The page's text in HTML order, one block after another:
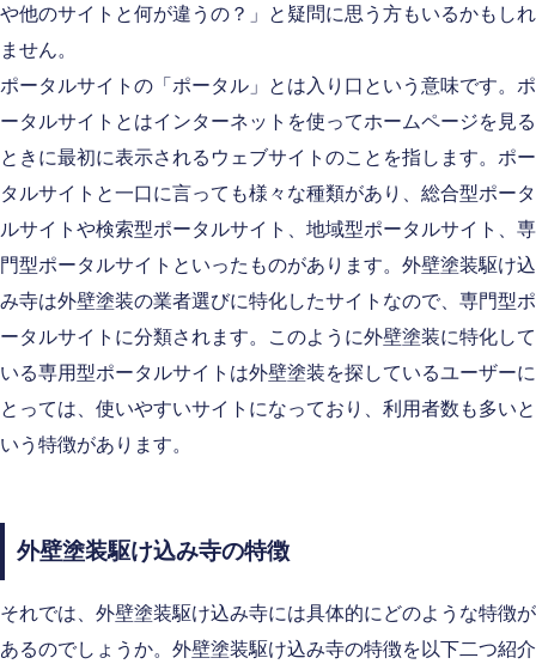
や他のサイトと何が違うの？」と疑問に思う方もいるかもしれ
ません。
ポータルサイトの「ポータル」とは入り口という意味です。ポ
ータルサイトとはインターネットを使ってホームページを見る
ときに最初に表示されるウェブサイトのことを指します。ポー
タルサイトと一口に言っても様々な種類があり、総合型ポータ
ルサイトや検索型ポータルサイト、地域型ポータルサイト、専
門型ポータルサイトといったものがあります。外壁塗装駆け込
み寺は外壁塗装の業者選びに特化したサイトなので、専門型ポ
ータルサイトに分類されます。このように外壁塗装に特化して
いる専用型ポータルサイトは外壁塗装を探しているユーザーに
とっては、使いやすいサイトになっており、利用者数も多いと
いう特徴があります。
外壁塗装駆け込み寺の特徴
それでは、外壁塗装駆け込み寺には具体的にどのような特徴が
あるのでしょうか。外壁塗装駆け込み寺の特徴を以下二つ紹介